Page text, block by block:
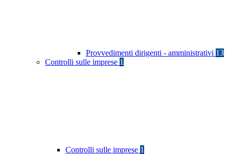
Provvedimenti dirigenti - amministrativi 13
Controlli sulle imprese 1
Controlli sulle imprese 1